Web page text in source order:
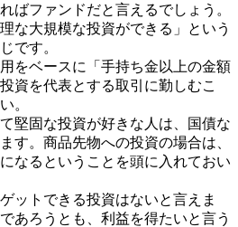
ばファンドだと言えるでしょう。
な大規模な投資ができる」という
です。
をベースに「手持ち金以上の金額
資を代表とする取引に勤しむこ
。
堅固な投資が好きな人は、国債な
す。商品先物への投資の場合は、
なるということを頭に入れておい
ットできる投資はないと言えま
あろうとも、利益を得たいと言う